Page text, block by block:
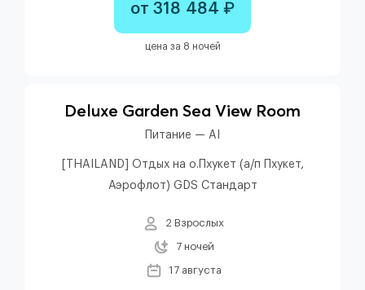
от 318 484 ₽
цена за 8 ночей
Deluxe Garden Sea View Room
Питание — AI
[THAILAND] Отдых на о.Пхукет (а/п Пхукет,
Аэрофлот) GDS Стандарт
2 Взрослых
7 ночей
17 августа